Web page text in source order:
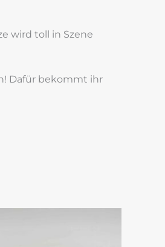
wird toll in Szene
Dafür bekommt ihr